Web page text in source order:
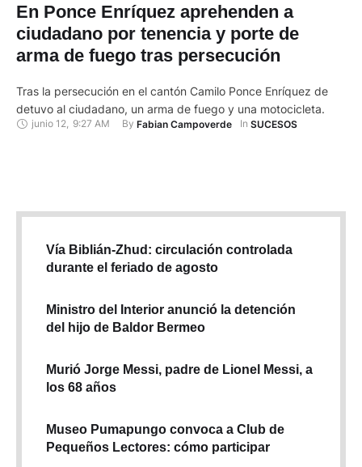
En Ponce Enríquez aprehenden a
ciudadano por tenencia y porte de
arma de fuego tras persecución
Tras la persecución en el cantón Camilo Ponce Enríquez de
detuvo al ciudadano, un arma de fuego y una motocicleta.
junio 12, 9:27 AM By Fabian Campoverde In SUCESOS
Vía Biblián-Zhud: circulación controlada
durante el feriado de agosto
Ministro del Interior anunció la detención
del hijo de Baldor Bermeo
Murió Jorge Messi, padre de Lionel Messi, a
los 68 años
Museo Pumapungo convoca a Club de
Pequeños Lectores: cómo participar